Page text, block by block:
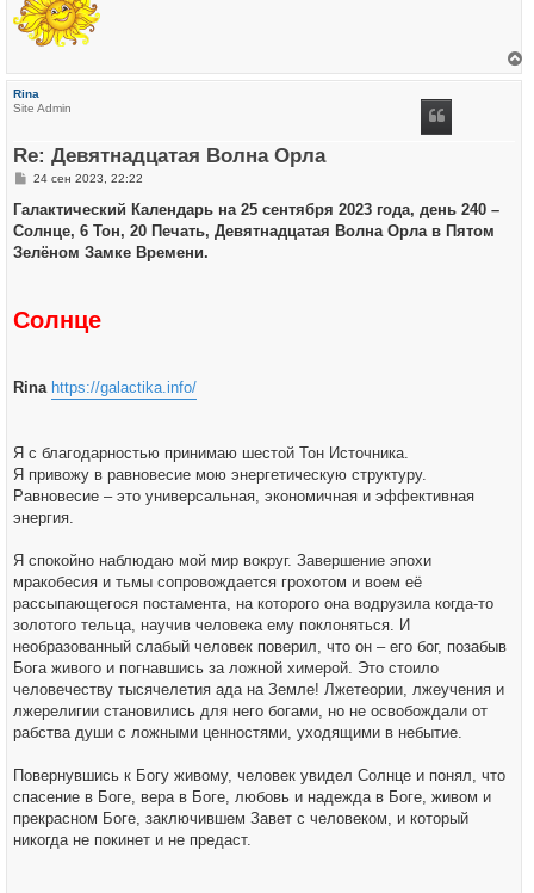
Rina
Site Admin
Re: Девятнадцатая Волна Орла
С
о
щ
е
24 сен 2023, 22:22
Галактический Календарь на 25 сентября 2023 года, день 240 –
Солнце, 6 Тон, 20 Печать, Девятнадцатая Волна Орла в Пятом
Зелёном Замке Времени.
Солнце
Rina https://galactika.info/
Я с благодарностью принимаю шестой Тон Источника.
Я привожу в равновесие мою энергетическую структуру.
Равновесие – это универсальная, экономичная и эффективная
энергия.
Я спокойно наблюдаю мой мир вокруг. Завершение эпохи
мракобесия и тьмы сопровождается грохотом и воем её
рассыпающегося постамента, на которого она водрузила когда-то
золотого тельца, научив человека ему поклоняться. И
необразованный слабый человек поверил, что он – его бог, позабыв
Бога живого и погнавшись за ложной химерой. Это стоило
человечеству тысячелетия ада на Земле! Лжетеории, лжеучения и
лжерелигии становились для него богами, но не освобождали от
рабства души с ложными ценностями, уходящими в небытие.
Повернувшись к Богу живому, человек увидел Солнце и понял, что
спасение в Боге, вера в Боге, любовь и надежда в Боге, живом и
прекрасном Боге, заключившем Завет с человеком, и который
никогда не покинет и не предаст.